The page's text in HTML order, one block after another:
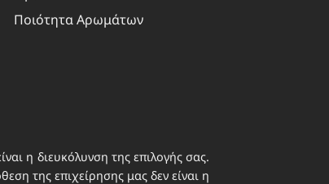
Ποιότητα Αρωμάτων
η διευκόλυνση της επιλογής σας.
της επιχείρησης μας δεν είναι η